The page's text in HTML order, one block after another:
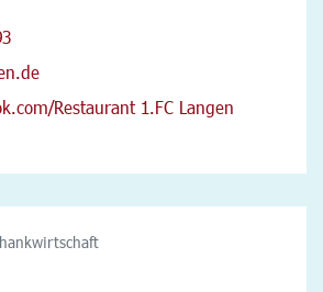
Restaurant 1.FC Langen